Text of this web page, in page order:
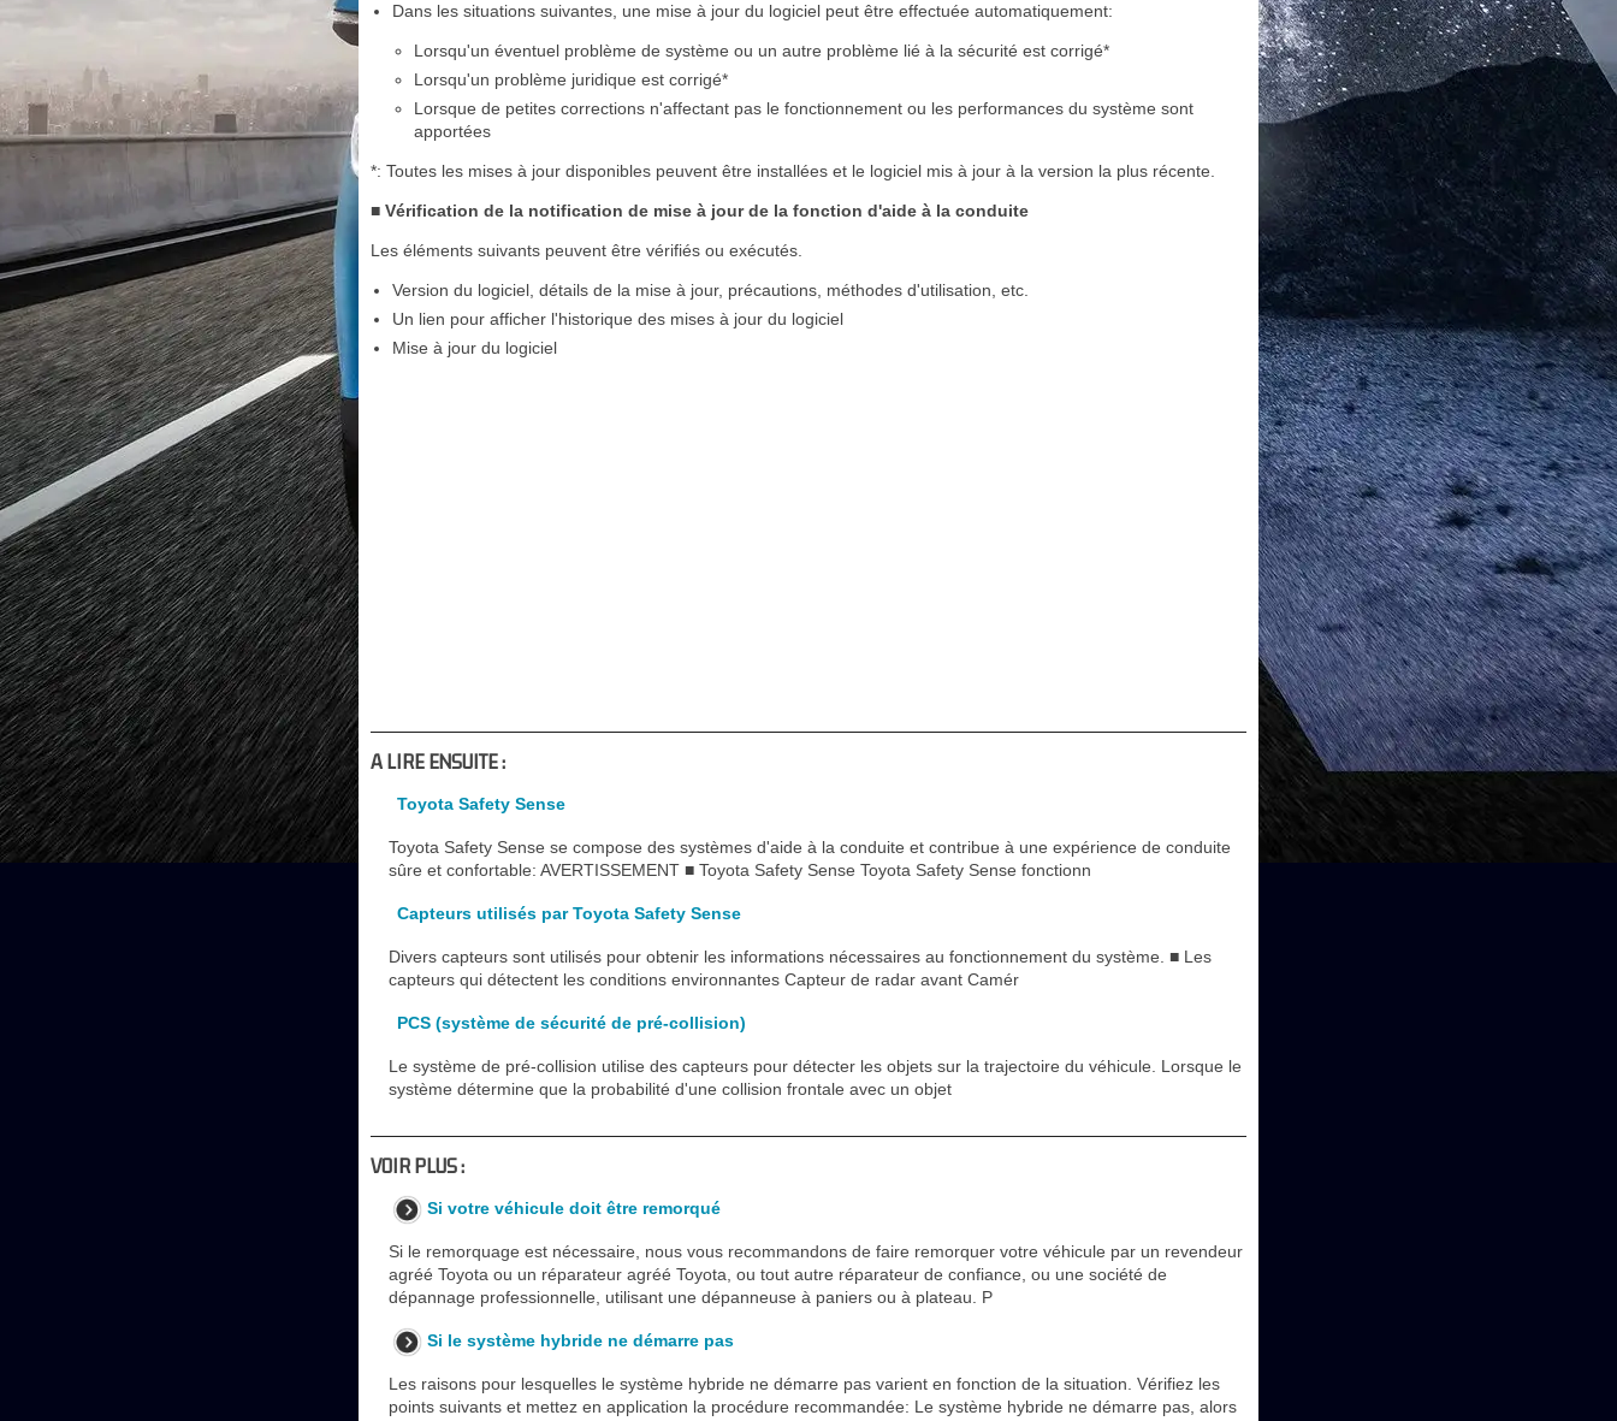
Dans les situations suivantes, une mise à jour du logiciel peut être effectuée automatiquement:
Lorsqu'un éventuel problème de système ou un autre problème lié à la sécurité est corrigé*
Lorsqu'un problème juridique est corrigé*
Lorsque de petites corrections n'affectant pas le fonctionnement ou les performances du système sont
apportées
*: Toutes les mises à jour disponibles peuvent être installées et le logiciel mis à jour à la version la plus récente.
■ Vérification de la notification de mise à jour de la fonction d'aide à la conduite
Les éléments suivants peuvent être vérifiés ou exécutés.
Version du logiciel, détails de la mise à jour, précautions, méthodes d'utilisation, etc.
Un lien pour afficher l'historique des mises à jour du logiciel
Mise à jour du logiciel
A LIRE ENSUITE :
Toyota Safety Sense
Toyota Safety Sense se compose des systèmes d'aide à la conduite et contribue à une expérience de conduite
sûre et confortable: AVERTISSEMENT ■ Toyota Safety Sense Toyota Safety Sense fonctionn
Capteurs utilisés par Toyota Safety Sense
Divers capteurs sont utilisés pour obtenir les informations nécessaires au fonctionnement du système. ■ Les
capteurs qui détectent les conditions environnantes Capteur de radar avant Camér
PCS (système de sécurité de pré-collision)
Le système de pré-collision utilise des capteurs pour détecter les objets sur la trajectoire du véhicule. Lorsque le
système détermine que la probabilité d'une collision frontale avec un objet
VOIR PLUS :
Si votre véhicule doit être remorqué
Si le remorquage est nécessaire, nous vous recommandons de faire remorquer votre véhicule par un revendeur
agréé Toyota ou un réparateur agréé Toyota, ou tout autre réparateur de confiance, ou une société de
dépannage professionnelle, utilisant une dépanneuse à paniers ou à plateau. P
Si le système hybride ne démarre pas
Les raisons pour lesquelles le système hybride ne démarre pas varient en fonction de la situation. Vérifiez les
points suivants et mettez en application la procédure recommandée: Le système hybride ne démarre pas, alors